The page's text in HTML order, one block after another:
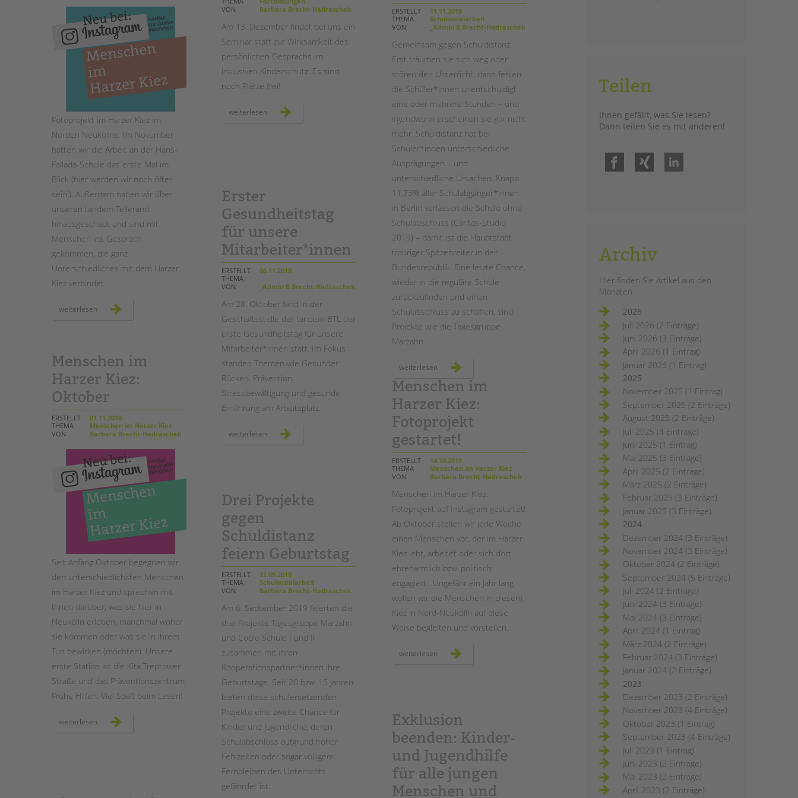
STADTTEILARBEIT
Fotoprojekt im Harzer Kiez im
Norden Neuköllns: Im November
hatten wir die Arbeit an der Hans-
Fallada-Schule das erste Mal im
Blick (hier werden wir noch öfter
sein!). Außerdem haben wir über
unseren tandem-Tellerand
hinausgeschaut und sind mit
Menschen ins Gespräch
gekommen, die ganz
Unterschiedliches mit dem Harzer
Kiez verbindet.
weiterlesen menschen
VON
Barbara Brecht-Hadraschek
Am 13. Dezember findet bei uns ein
Seminar statt zur Wirksamkeit des
persönlichen Gesprächs im
inklusiven Kinderschutz. Es sind
noch Plätze frei!
weiterlesen seminar
ERSTELLT
11.11.2019
THEMA
Schulsozialarbeit
VON
_Admin B.Brecht-Hadraschek
Gemeinsam gegen Schuldistanz:
Erst träumen sie sich weg oder
stören den Unterricht, dann fehlen
die Schüler*innen unentschuldigt
eine oder mehrere Stunden – und
irgendwann erscheinen sie gar nicht
mehr. Schuldistanz hat bei
Schüler*innen unterschiedliche
Ausprägungen – und
unterschiedliche Ursachen. Knapp
11,73% aller Schulabgänger*innen
in Berlin verlassen die Schule ohne
Schulabschluss (Caritas-Studie
2019) – damit ist die Hauptstadt
trauriger Spitzenreiter in der
Bundesrepublik. Eine letzte Chance,
wieder in die reguläre Schule
zurückzufinden und einen
Schulabschluss zu schaffen, sind
Projekte wie die Tagesgruppe
Marzahn.
weiterlesen
tagesgruppe
marzahn:
gegen
schuldistanz
Erster
Gesundheitstag
für unsere
Mitarbeiter*innen
ERSTELLT
06.11.2019
THEMA
VON
_Admin B.Brecht-Hadraschek
Am 28. Oktober fand in der
Geschäftsstelle der tandem BTL der
erste Gesundheitstag für unsere
Mitarbeiter*innen statt. Im Fokus
standen Themen wie Gesunder
Rücken, Prävention,
Stressbewältigung und gesunde
Ernährung am Arbeitsplatz.
weiterlesen erster
gesundheitstag
Menschen im
Harzer Kiez:
Oktober
ERSTELLT
01.11.2019
THEMA
Menschen im Harzer Kiez
VON
Barbara Brecht-Hadraschek
Seit Anfang Oktober begegnen wir
den unterschiedlichsten Menschen
im Harzer Kiez und sprechen mit
Ihnen darüber, was sie hier in
Neukölln erleben, manchmal woher
sie kommen oder was sie in ihrem
Tun bewirken (möchten). Unsere
erste Station ist die Kita Treptower
Straße und das Präventionszentrum
Frühe Hilfen. Viel Spaß beim Lesen!
weiterlesen menschen
Menschen im
Harzer Kiez:
Fotoprojekt
gestartet!
ERSTELLT
14.10.2019
THEMA
Menschen im Harzer Kiez
VON
Barbara Brecht-Hadraschek
Menschen im Harzer Kiez:
Fotoprojekt auf Instagram gestartet!
Ab Oktober stellen wir jede Woche
einen Menschen vor, der im Harzer
Kiez lebt, arbeitet oder sich dort
ehrenamtlich bzw. politisch
engagiert. Ungefähr ein Jahr lang
wollen wir die Menschen in diesem
Kiez in Nord-Neukölln auf diese
Weise begleiten und vorstellen.
weiterlesen menschen
Drei Projekte
gegen
Schuldistanz
feiern Geburtstag
ERSTELLT
12.09.2019
THEMA
Schulsozialarbeit
VON
Barbara Brecht-Hadraschek
Am 6. September 2019 feierten die
drei Projekte Tagesgruppe Marzahn
und Coole Schule I und II
zusammen mit ihren
Kooperationspartner*innen ihre
Geburtstage. Seit 20 bzw. 15 Jahren
bieten diese schulersetzenden
Projekte eine zweite Chance für
Kinder und Jugendliche, deren
Schulabschluss aufgrund hoher
Fehlzeiten oder sogar völligem
Fernbleiben des Unterrichts
gefährdet ist.
Exklusion
beenden: Kinder‐
und Jugendhilfe
für alle jungen
Menschen und
Teilen
Ihnen gefällt, was Sie lesen?
Dann teilen Sie es mit anderen!
Facebook
Archiv
Hier finden Sie Artikel aus den
Monaten
2026
Juli 2026 (2 Einträge)
Juni 2026 (3 Einträge)
April 2026 (1 Eintrag)
Januar 2026 (1 Eintrag)
2025
November 2025 (1 Eintrag)
September 2025 (2 Einträge)
August 2025 (2 Einträge)
Juli 2025 (4 Einträge)
Juni 2025 (1 Eintrag)
Mai 2025 (3 Einträge)
April 2025 (2 Einträge)
März 2025 (2 Einträge)
Februar 2025 (3 Einträge)
Januar 2025 (3 Einträge)
2024
Dezember 2024 (3 Einträge)
November 2024 (3 Einträge)
Oktober 2024 (2 Einträge)
September 2024 (5 Einträge)
Juli 2024 (2 Einträge)
Juni 2024 (3 Einträge)
Mai 2024 (3 Einträge)
April 2024 (1 Eintrag)
März 2024 (2 Einträge)
Februar 2024 (3 Einträge)
Januar 2024 (2 Einträge)
2023
Dezember 2023 (2 Einträge)
November 2023 (4 Einträge)
Oktober 2023 (1 Eintrag)
September 2023 (4 Einträge)
Juli 2023 (1 Eintrag)
Juni 2023 (2 Einträge)
Mai 2023 (2 Einträge)
April 2023 (2 Einträge)